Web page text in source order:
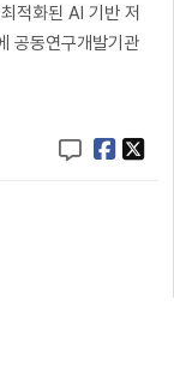
적화된 AI 기반 저
공동연구개발기관